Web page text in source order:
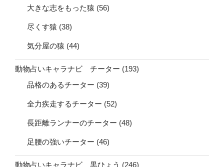
大きな志をもった猿 (56)
尽くす猿 (38)
気分屋の猿 (44)
動物占いキャラナビ チーター (193)
品格のあるチーター (39)
全力疾走するチーター (52)
長距離ランナーのチーター (48)
足腰の強いチーター (46)
動物占いキャラナビ 黒ひょう (246)